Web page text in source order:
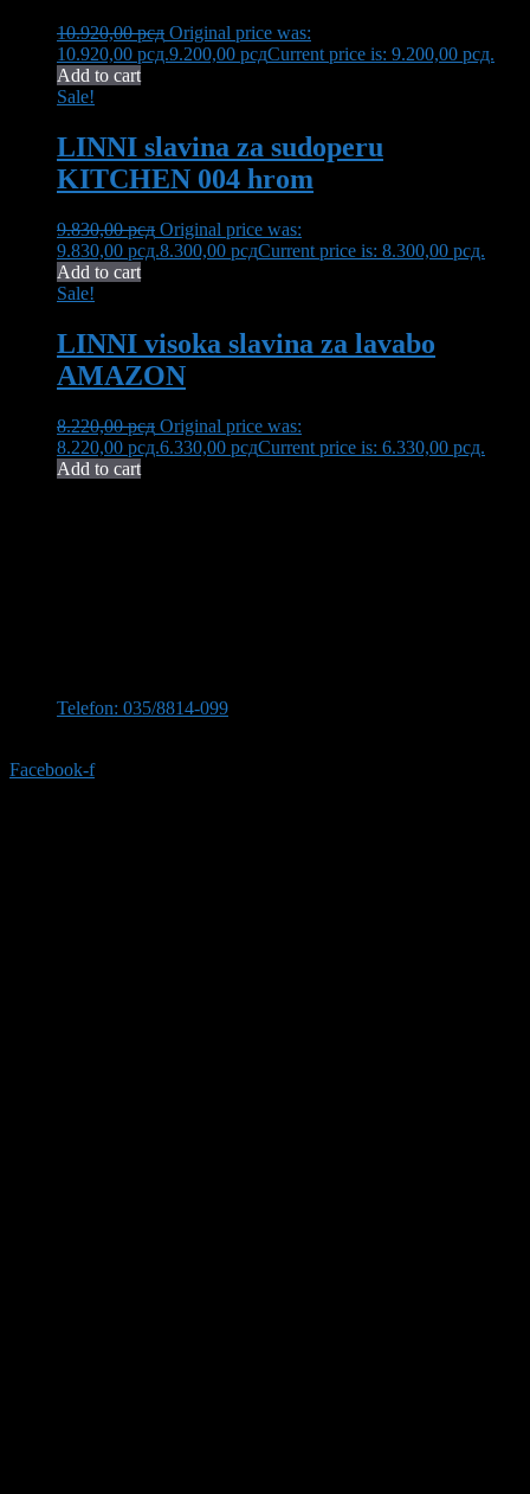
10.920,00рсд Original price was:
10.920,00 рсд.9.200,00 рсдCurrent price is: 9.200,00 рсд.
Add to cart
Sale!
LINNI slavina za sudoperu
KITCHEN 004 hrom
9.830,00рсд Original price was:
9.830,00 рсд.8.300,00 рсдCurrent price is: 8.300,00 рсд.
Add to cart
Sale!
LINNI visoka slavina za lavabo
AMAZON
8.220,00рсд Original price was:
8.220,00 рсд.6.330,00 рсдCurrent price is: 6.330,00 рсд.
Add to cart
Telefon: 035/8814-099
Facebook-f